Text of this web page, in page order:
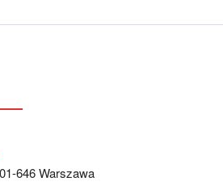
646 Warszawa